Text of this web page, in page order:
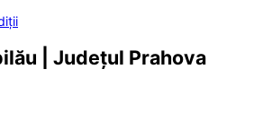
| Județul Prahova